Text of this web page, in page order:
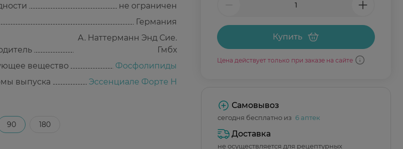
не ограничен
Германия
А. Наттерманн Энд Сие.
Гмбх
вещество
Фосфолипиды
выпуска
Эссенциале Форте Н
90 180
Купить
Цена действует только при заказе на сайте
Самовывоз
сегодня бесплатно из 6 аптек
Доставка
не осуществляется для рецептурных